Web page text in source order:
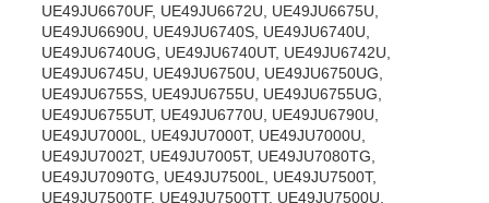
UE49JU6670UF, UE49JU6672U, UE49JU6675U,
UE49JU6690U, UE49JU6740S, UE49JU6740U,
UE49JU6740UG, UE49JU6740UT, UE49JU6742U,
UE49JU6745U, UE49JU6750U, UE49JU6750UG,
UE49JU6755S, UE49JU6755U, UE49JU6755UG,
UE49JU6755UT, UE49JU6770U, UE49JU6790U,
UE49JU7000L, UE49JU7000T, UE49JU7000U,
UE49JU7002T, UE49JU7005T, UE49JU7080TG,
UE49JU7090TG, UE49JU7500L, UE49JU7500T,
UE49JU7500TF, UE49JU7500TT, UE49JU7500U,